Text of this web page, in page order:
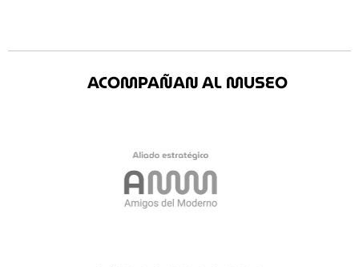
ACOMPAÑAN AL MUSEO